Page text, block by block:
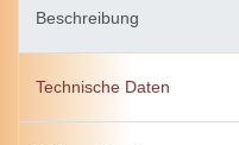
Beschreibung
Technische Daten